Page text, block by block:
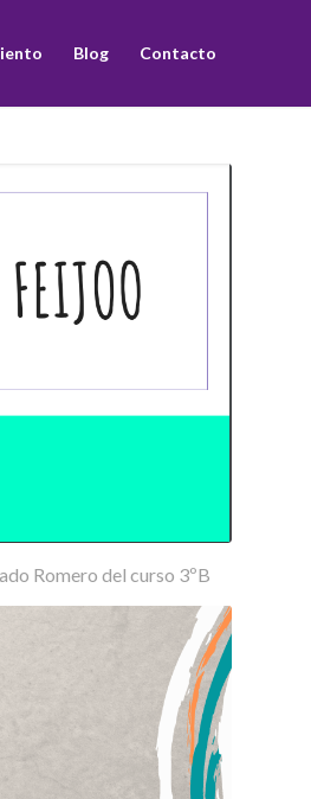
Blog Contacto
Romero del curso 3ºB